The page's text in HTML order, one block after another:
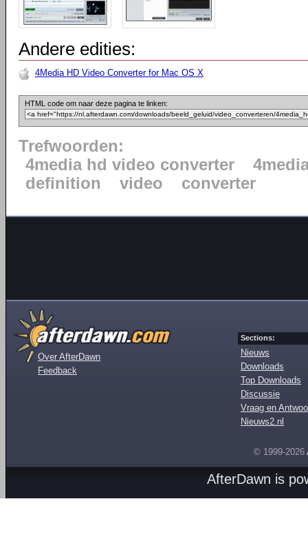
Andere edities:
4Media HD Video Converter for Mac OS X
HTML code om naar deze pagina te linken:
Trefwoorden:
4media hd video converter
definition
video converter
Over AfterDawn
Feedback
Sections:
Nieuws
Downloads
Top Downloads
Discussie
Vraag en
Nieuws2.nl
© 1999-2026
AfterDawn is